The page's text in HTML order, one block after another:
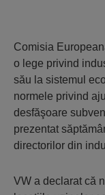
Comisia
o lege privind
său la sistemul
normele privind
desfăşoare
prezentat
directorilor din
VW a declarat că